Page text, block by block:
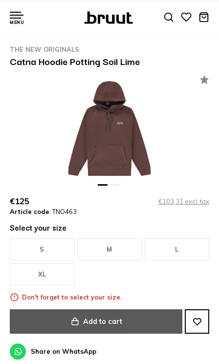
MENU
THE NEW ORIGINALS
Catna Hoodie Potting Soil Lime
€125
€103,31 excl. tax
Article code: TNO463
Select your size
S M L
XL
Don't forget to select your size.
Add to cart
Share on WhatsApp